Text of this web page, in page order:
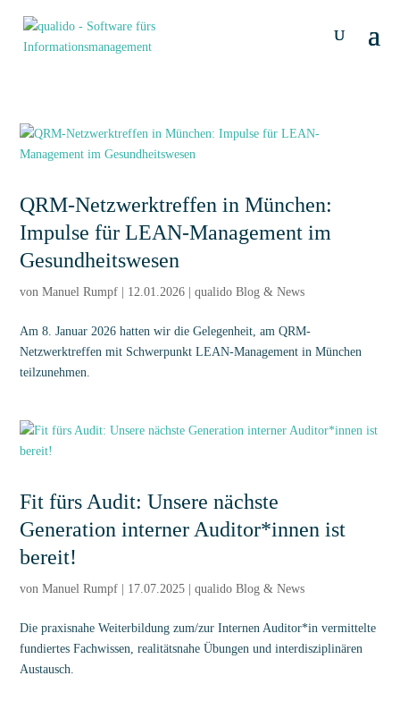
QRM-Netzwerktreffen in München:
Impulse für LEAN-Management im
Gesundheitswesen
vonManuel Rumpf 12.01.2026 |qualido Blog & News
Am 8. Januar 2026 hatten wir die Gelegenheit, am QRM-
Netzwerktreffen mit Schwerpunkt LEAN-Management in München
teilzunehmen.
Fit fürs Audit: Unsere nächste
Generation interner Auditor*innen ist
bereit!
vonManuel Rumpf 17.07.2025 |qualido Blog & News
Die praxisnahe Weiterbildung zum/zur Internen Auditor*in vermittelte
fundiertes Fachwissen, realitätsnahe Übungen und interdisziplinären
Austausch.